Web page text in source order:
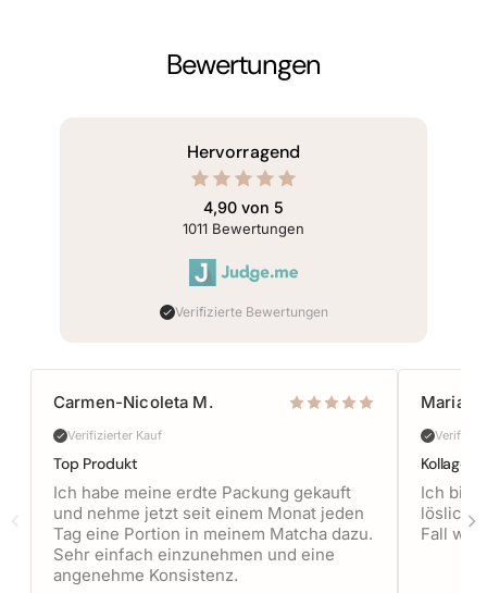
Bewertungen
Hervorragend
4,90 von 5
1011 Bewertungen
Verifizierte Bewertungen
Carmen-Nicoleta M.
Verifizierter Kauf
Top Produkt
Ich habe meine erdte Packung gekauft
und nehme jetzt seit einem Monat jeden
Tag eine Portion in meinem Matcha dazu.
Sehr einfach einzunehmen und eine
angenehme Konsistenz.
Maria S.
Kollagen
Ich bin
Fall